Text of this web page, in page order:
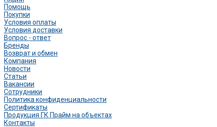
Помощь
Покупки
Условия оплаты
Условия доставки
Вопрос - ответ
Бренды
Возврат и обмен
Компания
Новости
Статьи
Вакансии
Сотрудники
Политика конфиденциальности
Сертификаты
Продукция ГК Прайм на объектах
Контакты